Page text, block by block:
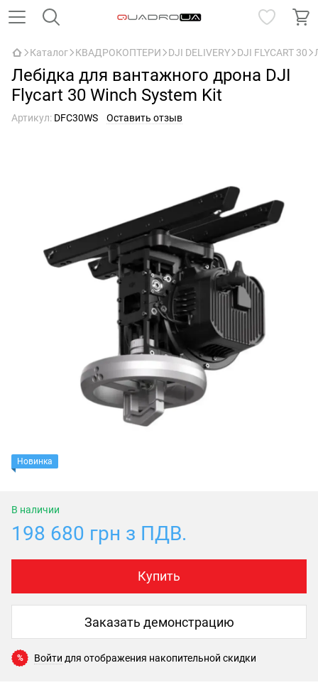
Каталог КВАДРОКОПТЕРИ DJI DELIVERY DJI FLYCART 30
Лебідка для вантажного дрона DJI
Flycart 30 Winch System Kit
Артикул: DFC30WS Оставить отзыв
Новинка
В наличии
198 680 грн з ПДВ.
Купить
Заказать демонстрацию
% Войти для отображения накопительной скидки